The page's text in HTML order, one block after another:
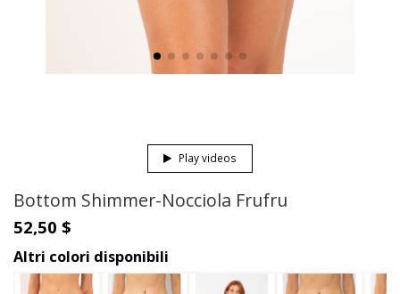
Play videos
Bottom Shimmer-Nocciola Frufru
52,50 $
Altri colori disponibili